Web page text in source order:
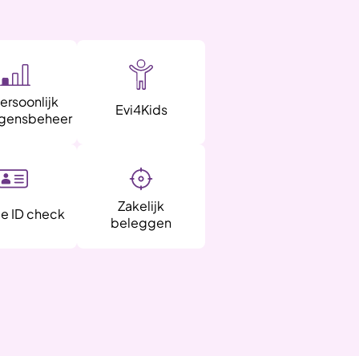
Evi4Kids
ID check
Zakelijk
beleggen